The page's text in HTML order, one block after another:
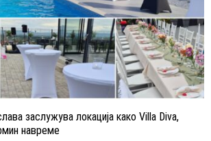
заслужува локација како Villa Diva,
навреме